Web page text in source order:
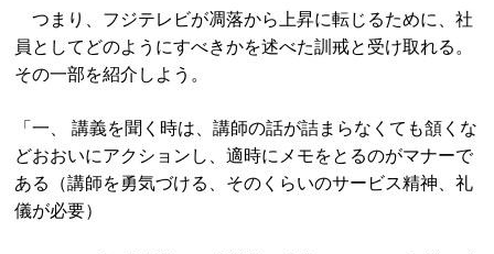
つまり、フジテレビが凋落から上昇に転じるために、社
員としてどのようにすべきかを述べた訓戒と受け取れる。
その一部を紹介しよう。
「一、 講義を聞く時は、講師の話が詰まらなくても頷くな
どおおいにアクションし、適時にメモをとるのがマナーで
ある（講師を勇気づける、そのくらいのサービス精神、礼
儀が必要）